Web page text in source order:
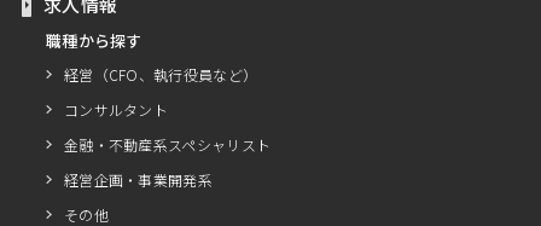
職種から探す
経営（CFO、執行役員など）
コンサルタント
金融・不動産系スペシャリスト
経営企画・事業開発系
その他